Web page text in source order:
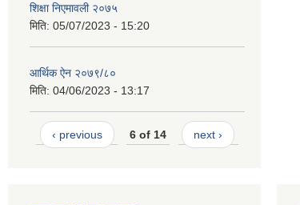
शिक्षा निएमावली २०७५
मिति: 05/07/2023 - 15:20
आर्थिक ऐन २०७९/८०
मिति: 04/06/2023 - 13:17
‹ previous 6 of 14 next ›